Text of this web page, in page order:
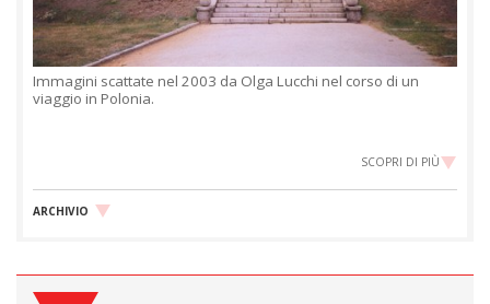
Immagini scattate nel 2003 da Olga Lucchi nel corso di un
viaggio in Polonia.
SCOPRI DI PIÙ
ARCHIVIO